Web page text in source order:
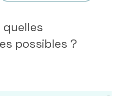
quelles
possibles ?